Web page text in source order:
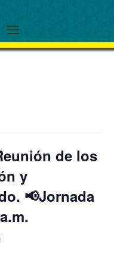
de los
y
📢Jornada